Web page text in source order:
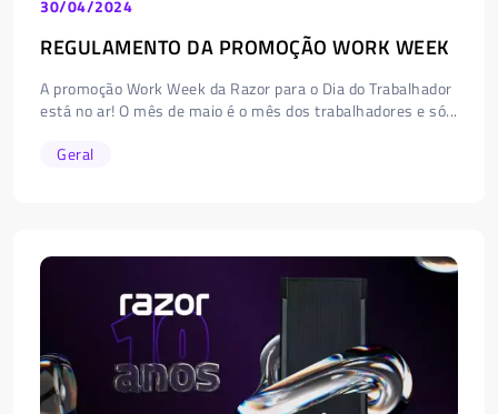
30/04/2024
REGULAMENTO DA PROMOÇÃO WORK WEEK
A promoção Work Week da Razor para o Dia do Trabalhador
está no ar! O mês de maio é o mês dos trabalhadores e só...
Geral